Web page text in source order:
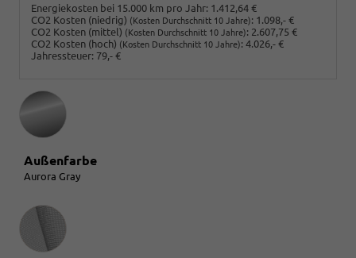
Energiekosten bei 15.000 km pro Jahr: 1.412,64 €
CO2 Kosten (niedrig) (Kosten Durchschnitt 10 Jahre): 1.098,- €
CO2 Kosten (mittel) (Kosten Durchschnitt 10 Jahre): 2.607,75 €
CO2 Kosten (hoch) (Kosten Durchschnitt 10 Jahre): 4.026,- €
Jahressteuer: 79,- €
Außenfarbe
Aurora Gray
Innenausstattung